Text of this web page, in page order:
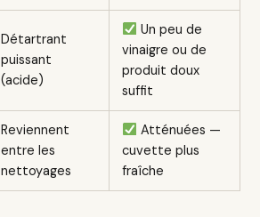
Détartrant
puissant
(acide)
Un peu de
vinaigre ou de
produit doux
suffit
Reviennent
entre les
nettoyages
Atténuées —
cuvette plus
fraîche